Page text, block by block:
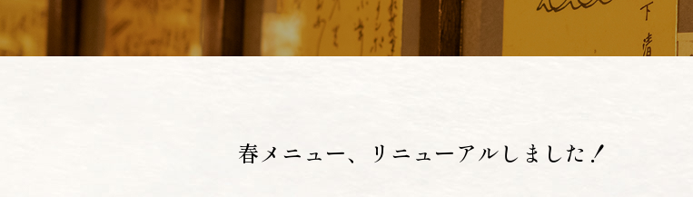
春メニュー、リニューアルしました！